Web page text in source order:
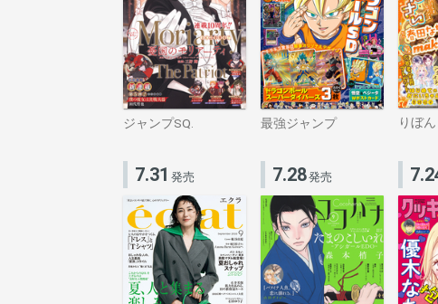
ジャンプSQ. 最強ジャンプ りぼん
7.31 発売 7.28発売